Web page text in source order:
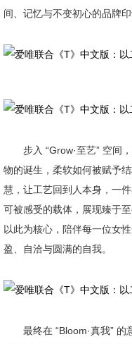
间、记忆与不变初心的品牌印
步入 “Grow·至艺” 空间，
物的诞生，柔软如何被赋予
慧，让工艺回到人本身，一
可被感受的载体，展现臻于
以此为核心，陪伴每一位女
盈、自洽与圆满的自我。
最终在 “Bloom·真我” 的